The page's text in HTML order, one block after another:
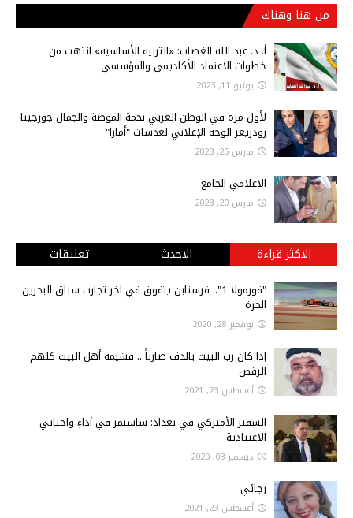
من هنا وهناك
أ‌. د. عبد الله الغصاب: «التربية الأساسية» انتهت من
خطوات الاعتماد الأكاديمي والمؤسسي
يونيو 11, 2023
لأول مرة في الوطن العربي نجمة الموضة والجمال جورجينا
رودريغز الوجه الإعلاني لعدسات "أمارا"
مارس 25, 2023
الاعلامي الجامع
مارس 20, 2023
الاكثر قراءة الاحدث تعليقات
"فورمولا 1".. فرستابن يتفوق في آخر تجارب سباق البحرين
الحرة
نوفمبر 28, 2020
إذا كان رب البيت بالدف ضارباً .. فشيمة أهل البيت كلهم
الرقص
أغسطس 23, 2021
السفير الأميركي في بغداد: ساستمر في أداءِ واجباتي
الاعتيادية
ديسمبر 03, 2020
رجائي
أغسطس 23, 2021